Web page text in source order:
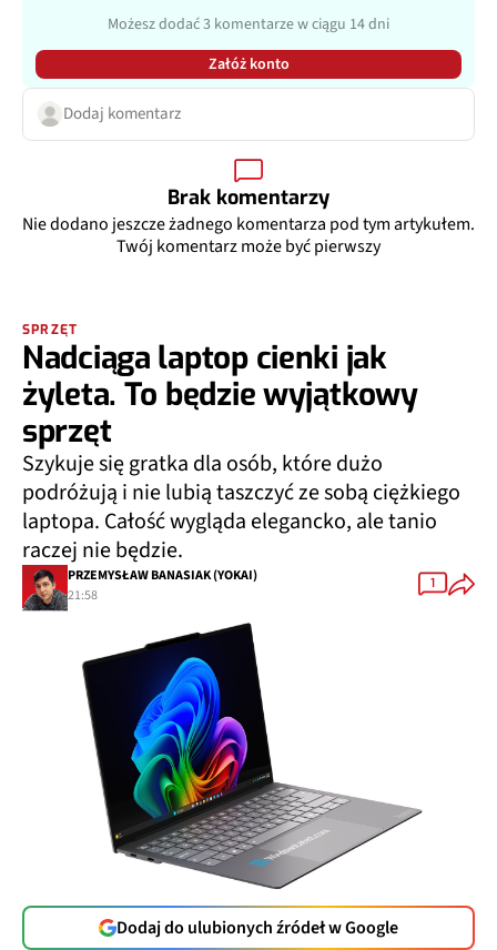
Możesz dodać 3 komentarze w ciągu 14 dni
Załóż konto
Dodaj komentarz
Brak komentarzy
Nie dodano jeszcze żadnego komentarza pod tym artykułem.
Twój komentarz może być pierwszy
SPRZĘT
Nadciąga laptop cienki jak
żyleta. To będzie wyjątkowy
sprzęt
Szykuje się gratka dla osób, które dużo
podróżują i nie lubią taszczyć ze sobą ciężkiego
laptopa. Całość wygląda elegancko, ale tanio
raczej nie będzie.
PRZEMYSŁAW BANASIAK (YOKAI)
21:58
1
Dodaj do ulubionych źródeł w Google